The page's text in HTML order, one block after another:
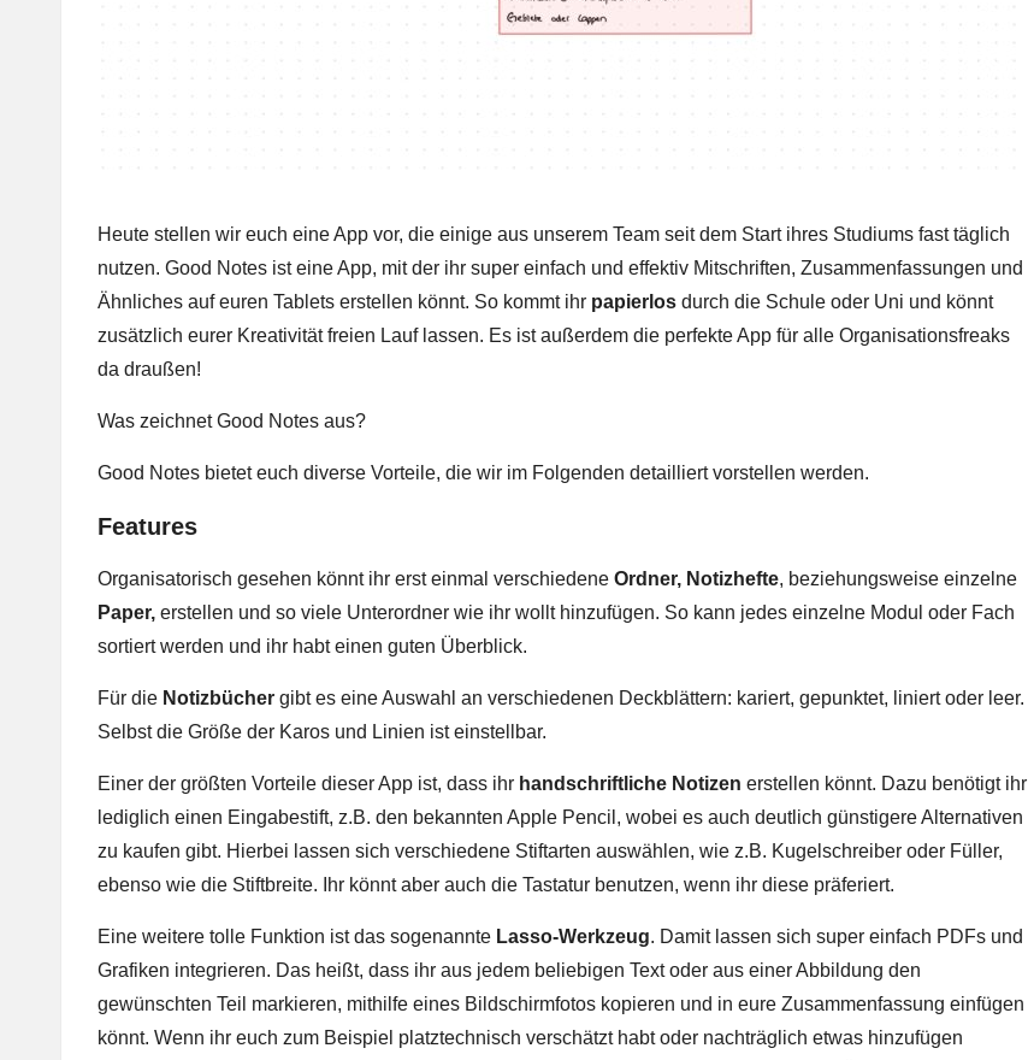
Heute stellen wir euch eine App vor, die einige aus unserem Team seit dem Start ihres Studiums fast täglich
nutzen. Good Notes ist eine App, mit der ihr super einfach und effektiv Mitschriften, Zusammenfassungen und
Ähnliches auf euren Tablets erstellen könnt. So kommt ihr papierlos durch die Schule oder Uni und könnt
zusätzlich eurer Kreativität freien Lauf lassen. Es ist außerdem die perfekte App für alle Organisationsfreaks
da draußen!
Was zeichnet Good Notes aus?
Good Notes bietet euch diverse Vorteile, die wir im Folgenden detailliert vorstellen werden.
Features
Organisatorisch gesehen könnt ihr erst einmal verschiedene Ordner, Notizhefte, beziehungsweise einzelne
Paper, erstellen und so viele Unterordner wie ihr wollt hinzufügen. So kann jedes einzelne Modul oder Fach
sortiert werden und ihr habt einen guten Überblick.
Für die Notizbücher gibt es eine Auswahl an verschiedenen Deckblättern: kariert, gepunktet, liniert oder leer.
Selbst die Größe der Karos und Linien ist einstellbar.
Einer der größten Vorteile dieser App ist, dass ihr handschriftliche Notizen erstellen könnt. Dazu benötigt ihr
lediglich einen Eingabestift, z.B. den bekannten Apple Pencil, wobei es auch deutlich günstigere Alternativen
zu kaufen gibt. Hierbei lassen sich verschiedene Stiftarten auswählen, wie z.B. Kugelschreiber oder Füller,
ebenso wie die Stiftbreite. Ihr könnt aber auch die Tastatur benutzen, wenn ihr diese präferiert.
Eine weitere tolle Funktion ist das sogenannte Lasso-Werkzeug. Damit lassen sich super einfach PDFs und
Grafiken integrieren. Das heißt, dass ihr aus jedem beliebigen Text oder aus einer Abbildung den
gewünschten Teil markieren, mithilfe eines Bildschirmfotos kopieren und in eure Zusammenfassung einfügen
könnt. Wenn ihr euch zum Beispiel platztechnisch verschätzt habt oder nachträglich etwas hinzufügen